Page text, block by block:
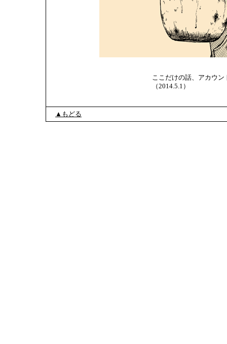
ここだけの話、アカウ
（2014.5.1）
▲もどる